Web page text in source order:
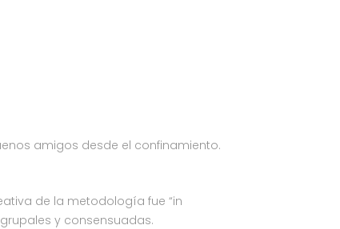
amigos desde el confinamiento.
de la metodología fue “in
y consensuadas.